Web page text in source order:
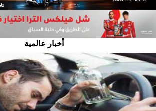
أخبار عالمية